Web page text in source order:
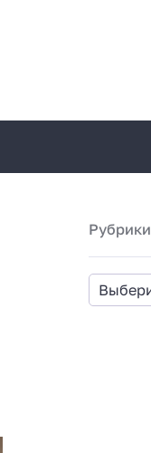
Рубрики